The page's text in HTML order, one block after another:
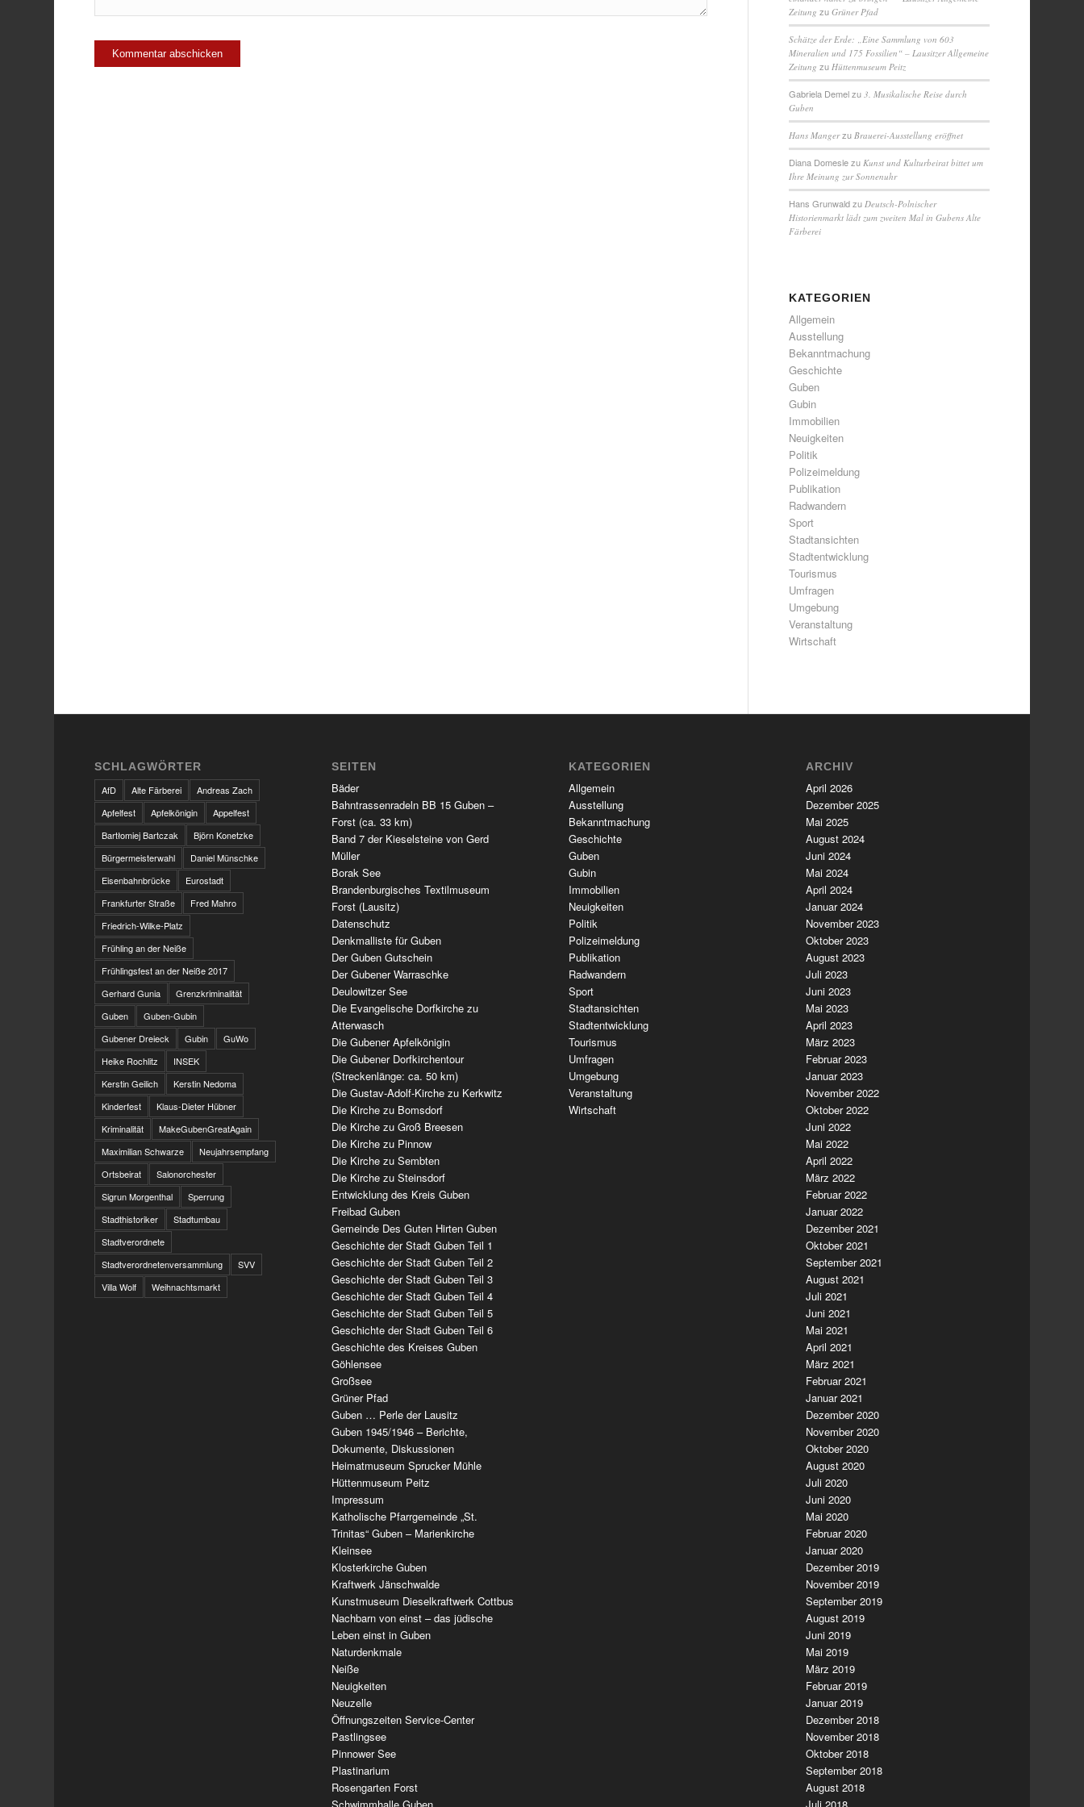
Zeitung zuGrüner Pfad
Schätze der Erde: „Eine Sammlung von 603
Mineralien und 175 Fossilien“ – Lausitzer Allgemeine
Zeitung zu Hüttenmuseum Peitz
Gabriela Demelzu 3. Musikalische Reise durch
Guben
Hans Mangerzu Brauerei-Ausstellung eröffnet
Diana Domeslezu Kunst und Kulturbeirat bittet um
Ihre Meinung zur Sonnenuhr
Hans Grunwaldzu Deutsch-Polnischer
Historienmarkt lädt zum zweiten Mal in Gubens Alte
Färberei
KATEGORIEN
Allgemein
Ausstellung
Bekanntmachung
Geschichte
Guben
Gubin
Immobilien
Neuigkeiten
Politik
Polizeimeldung
Publikation
Radwandern
Sport
Stadtansichten
Stadtentwicklung
Tourismus
Umfragen
Umgebung
Veranstaltung
Wirtschaft
SCHLAGWÖRTER
AfD
Alte Färberei
Andreas Zach
Apfelfest
Apfelkönigin
Appelfest
Bartłomiej Bartczak
Björn Konetzke
Bürgermeisterwahl
Daniel Münschke
Eisenbahnbrücke
Eurostadt
Frankfurter Straße
Fred Mahro
Friedrich-Wilke-Platz
Frühling an der Neiße
Frühlingsfest an der Neiße 2017
Gerhard Gunia
Grenzkriminalität
Guben
Guben-Gubin
Gubener Dreieck
Gubin
GuWo
Heike Rochlitz
INSEK
Kerstin Geilich
Kerstin Nedoma
Kinderfest
Klaus-Dieter Hübner
Kriminalität
MakeGubenGreatAgain
Maximilian Schwarze
Neujahrsempfang
Ortsbeirat
Salonorchester
Sigrun Morgenthal
Sperrung
Stadthistoriker
Stadtumbau
Stadtverordnete
Stadtverordnetenversammlung
SVV
Villa Wolf
Weihnachtsmarkt
SEITEN
Bäder
Bahntrassenradeln BB 15 Guben –
Forst (ca. 33 km)
Band 7 der Kieselsteine von Gerd
Müller
Borak See
Brandenburgisches Textilmuseum
Forst (Lausitz)
Datenschutz
Denkmalliste für Guben
Der Guben Gutschein
Der Gubener Warraschke
Deulowitzer See
Die Evangelische Dorfkirche zu
Atterwasch
Die Gubener Apfelkönigin
Die Gubener Dorfkirchentour
(Streckenlänge: ca. 50 km)
Die Gustav-Adolf-Kirche zu Kerkwitz
Die Kirche zu Bomsdorf
Die Kirche zu Groß Breesen
Die Kirche zu Pinnow
Die Kirche zu Sembten
Die Kirche zu Steinsdorf
Entwicklung des Kreis Guben
Freibad Guben
Gemeinde Des Guten Hirten Guben
Geschichte der Stadt Guben Teil 1
Geschichte der Stadt Guben Teil 2
Geschichte der Stadt Guben Teil 3
Geschichte der Stadt Guben Teil 4
Geschichte der Stadt Guben Teil 5
Geschichte der Stadt Guben Teil 6
Geschichte des Kreises Guben
Göhlensee
Großsee
Grüner Pfad
Guben … Perle der Lausitz
Guben 1945/1946 – Berichte,
Dokumente, Diskussionen
Heimatmuseum Sprucker Mühle
Hüttenmuseum Peitz
Impressum
Katholische Pfarrgemeinde „St.
Trinitas“ Guben – Marienkirche
Kleinsee
Klosterkirche Guben
Kraftwerk Jänschwalde
Kunstmuseum Dieselkraftwerk Cottbus
Nachbarn von einst – das jüdische
Leben einst in Guben
Naturdenkmale
Neiße
Neuigkeiten
Neuzelle
Öffnungszeiten Service-Center
Pastlingsee
Pinnower See
Plastinarium
Rosengarten Forst
KATEGORIEN
Allgemein
Ausstellung
Bekanntmachung
Geschichte
Guben
Gubin
Immobilien
Neuigkeiten
Politik
Polizeimeldung
Publikation
Radwandern
Sport
Stadtansichten
Stadtentwicklung
Tourismus
Umfragen
Umgebung
Veranstaltung
Wirtschaft
ARCHIV
April 2026
Dezember 2025
Mai 2025
August 2024
Juni 2024
Mai 2024
April 2024
Januar 2024
November 2023
Oktober 2023
August 2023
Juli 2023
Juni 2023
Mai 2023
April 2023
März 2023
Februar 2023
Januar 2023
November 2022
Oktober 2022
Juni 2022
Mai 2022
April 2022
März 2022
Februar 2022
Januar 2022
Dezember 2021
Oktober 2021
September 2021
August 2021
Juli 2021
Juni 2021
Mai 2021
April 2021
März 2021
Februar 2021
Januar 2021
Dezember 2020
November 2020
Oktober 2020
August 2020
Juli 2020
Juni 2020
Mai 2020
Februar 2020
Januar 2020
Dezember 2019
November 2019
September 2019
August 2019
Juni 2019
Mai 2019
März 2019
Februar 2019
Januar 2019
Dezember 2018
November 2018
Oktober 2018
September 2018
August 2018